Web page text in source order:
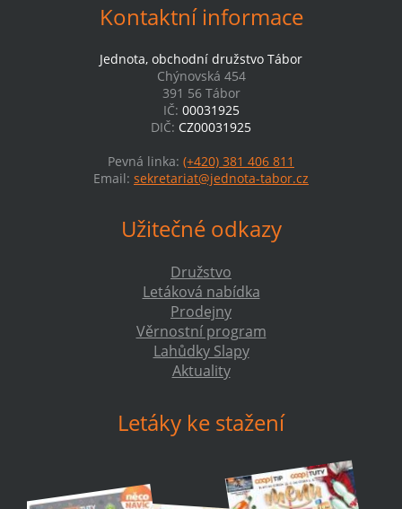
Kontaktní informace
Jednota, obchodní družstvo Tábor
Chýnovská 454
391 56 Tábor
IČ: 00031925
DIČ: CZ00031925
Pevná linka: (+420) 381 406 811
Email: sekretariat@jednota-tabor.cz
Užitečné odkazy
Družstvo
Letáková nabídka
Prodejny
Věrnostní program
Lahůdky Slapy
Aktuality
Letáky ke stažení